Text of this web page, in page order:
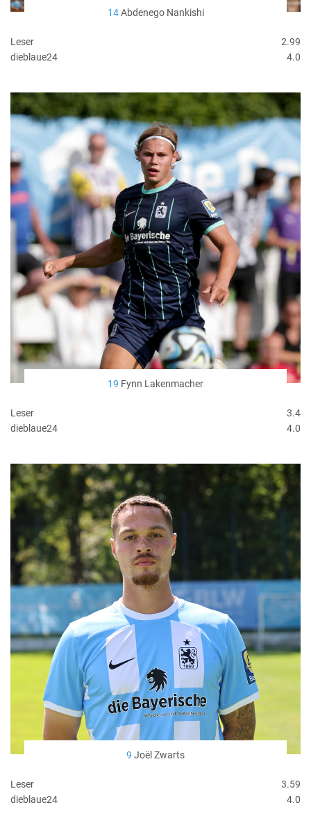
14Abdenego Nankishi
Leser
2.99
dieblaue24
4.0
19 Fynn Lakenmacher
Leser
3.4
dieblaue24
4.0
9 Joël Zwarts
Leser
3.59
dieblaue24
4.0